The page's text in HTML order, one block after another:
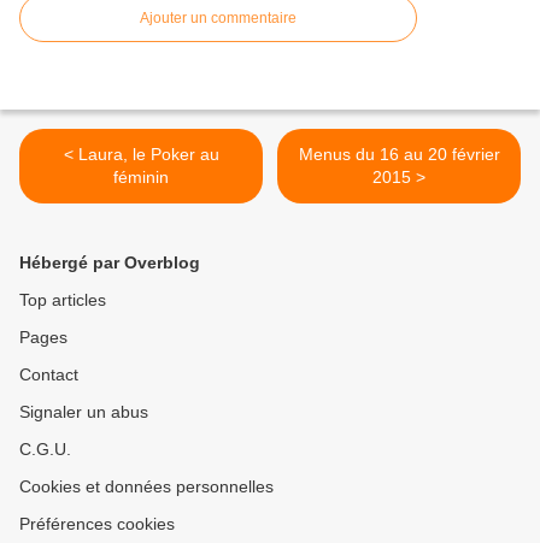
Ajouter un commentaire
< Laura, le Poker au
féminin
Menus du 16 au 20 février
2015 >
Hébergé par Overblog
Top articles
Pages
Contact
Signaler un abus
C.G.U.
Cookies et données personnelles
Préférences cookies